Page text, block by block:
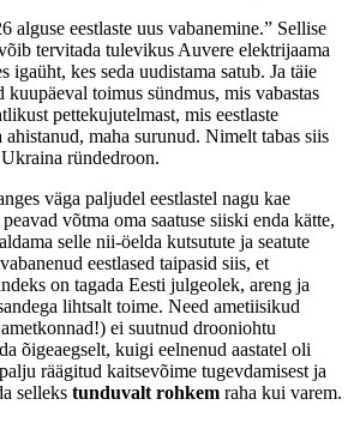
alguse eestlaste uus vabanemine.” Sellise
tervitada tulevikus Auvere elektrijaama
igaüht, kes seda uudistama satub. Ja täie
kuupäeval toimus sündmus, mis vabastas
pettekujutelmast, mis eestlaste
maha surunud. Nimelt tabas siis
ründedroon.
väga paljudel eestlastel nagu kae
võtma oma saatuse siiski enda kätte,
selle nii-öelda kutsutute ja seatute
eestlased taipasid siis, et
on tagada Eesti julgeolek, areng ja
lihtsalt toime. Need ametiisikud
ei suutnud drooniohtu
õigeaegselt, kuigi eelnenud aastatel oli
räägitud kaitsevõime tugevdamisest ja
selleks tunduvalt rohkem raha kui varem.